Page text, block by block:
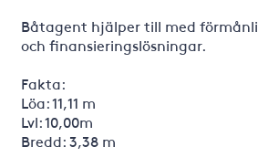
Båtagent hjälper till med
och finansieringslösningar.
Fakta:
Löa: 11,11 m
Lvl: 10,00m
Bredd: 3,38 m